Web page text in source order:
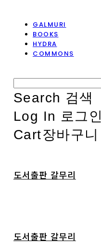
GALMURI
BOOKS
HYDRA
COMMONS
Search 검색
Log In 로그인
Cart장바구니
도서출판 갈무리
도서출판 갈무리